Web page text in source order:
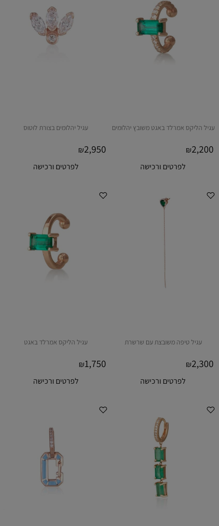
עגיל הליקס אמרלד באגט משובץ יהלומים
₪2,200
לפרטים ורכישה
עגיל יהלומים בצורת לוטוס
₪2,950
לפרטים ורכישה
עגיל טיפה משובצת עם שרשרת
₪2,300
לפרטים ורכישה
עגיל הליקס אמרלד באגט
₪1,750
לפרטים ורכישה